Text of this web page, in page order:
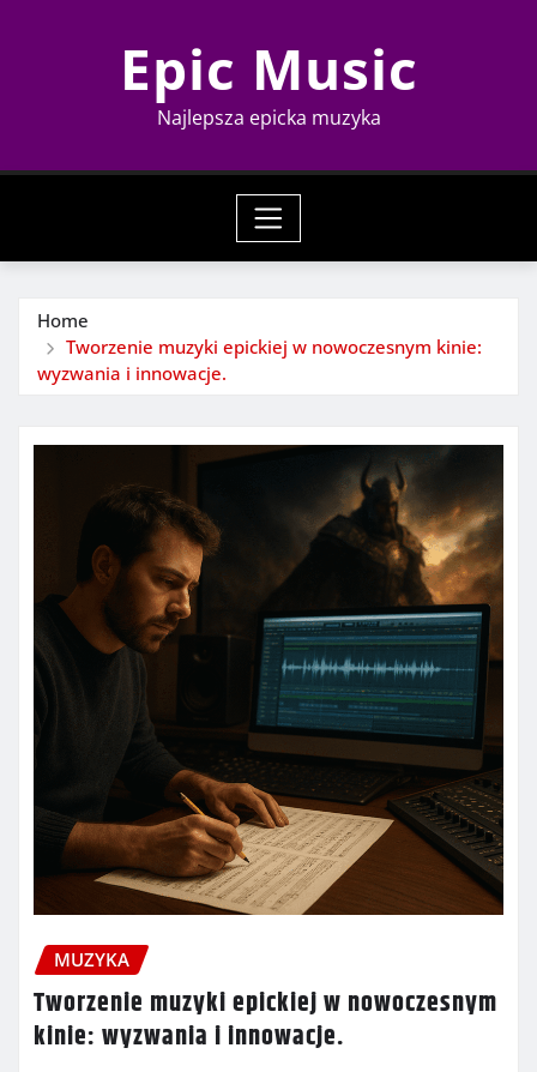
Epic Music
Najlepsza epicka muzyka
Home
Tworzenie muzyki epickiej w nowoczesnym kinie:
wyzwania i innowacje.
MUZYKA
Tworzenie muzyki epickiej w nowoczesnym
kinie: wyzwania i innowacje.